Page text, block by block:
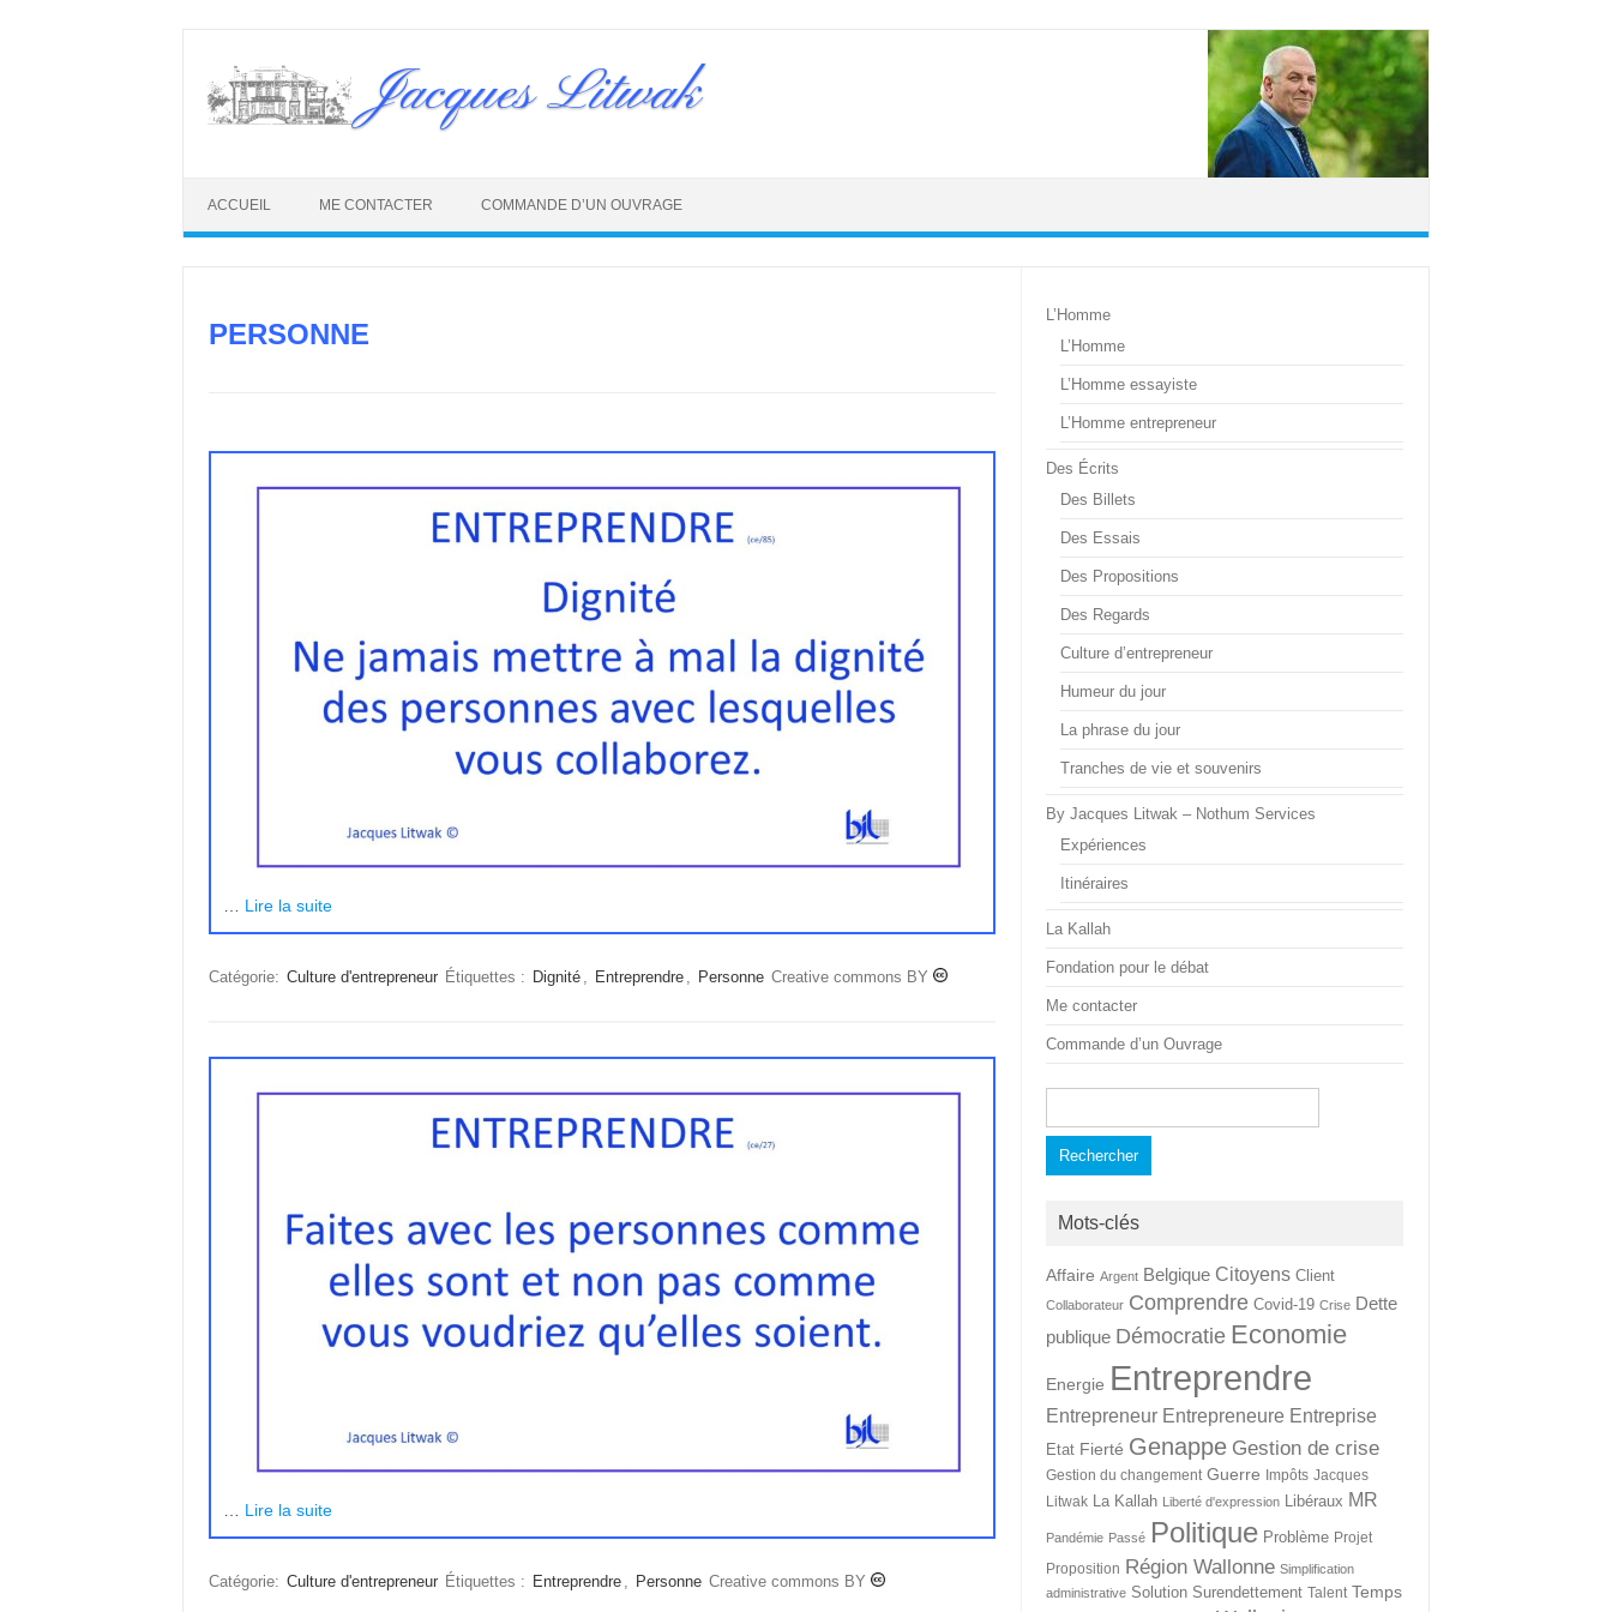
content
Jacques Litwak
ACCUEIL ME CONTACTER COMMANDE D’UN OUVRAGE
PERSONNE
Lire la suite
Catégorie: Culture d'entrepreneur Étiquettes : Dignité Entreprendre Personne Creative commons BY
Lire la suite
Catégorie: Culture d'entrepreneur Étiquettes : Entreprendre , Personne Creative commons BY
L’Homme
L’Homme
L’Homme essayiste
L’Homme entrepreneur
Des Écrits
Des Billets
Des Essais
Des Propositions
Des Regards
Culture d’entrepreneur
Humeur du jour
La phrase du jour
Tranches de vie et souvenirs
By Jacques Litwak – Nothum Services
Expériences
Itinéraires
La Kallah
Fondation pour le débat
Me contacter
Commande d’un Ouvrage
Mots-clés
Affaire Argent Belgique Citoyens Client
Collaborateur Comprendre Covid-19 Crise Dette
publique Démocratie Economie
Energie Entreprendre
Entrepreneur Entrepreneure Entreprise
Etat Fierté Genappe Gestion de crise
Gestion du changement Guerre Impôts Jacques
Litwak La Kallah Liberté d'expression Libéraux MR
Pandémie Passé Politique Problème Projet
Proposition Région Wallonne Simplification
administrative Solution Surendettement Talent Temps